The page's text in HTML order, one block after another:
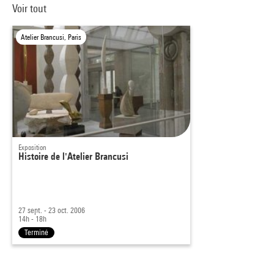
Voir tout
Atelier Brancusi, Paris
Exposition
Histoire de l'Atelier Brancusi
27 sept. - 23 oct. 2006
14h - 18h
Terminé